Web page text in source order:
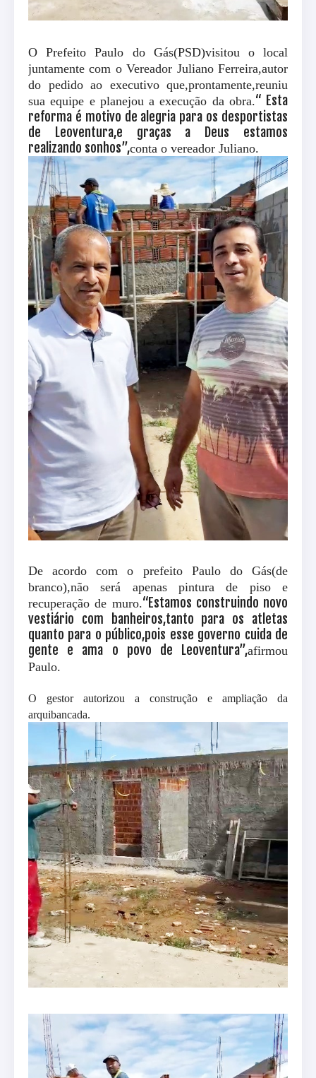
O Prefeito Paulo do Gás(PSD)visitou o local
juntamente com o Vereador Juliano Ferreira,autor
do pedido ao executivo que,prontamente,reuniu
sua equipe e planejou a execução da obra.“ Esta
reforma é motivo de alegria para os desportistas
de Leoventura,e graças a Deus estamos
realizando sonhos”,conta o vereador Juliano.
De acordo com o prefeito Paulo do Gás(de
branco),não será apenas pintura de piso e
recuperação de muro.“Estamos construindo novo
vestiário com banheiros,tanto para os atletas
quanto para o público,pois esse governo cuida de
gente e ama o povo de Leoventura”,afirmou
Paulo.
O gestor autorizou a construção e ampliação da
arquibancada.